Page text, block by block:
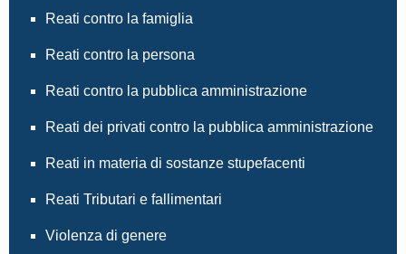
Reati contro la famiglia
Reati contro la persona
Reati contro la pubblica amministrazione
Reati dei privati contro la pubblica amministrazione
Reati in materia di sostanze stupefacenti
Reati Tributari e fallimentari
Violenza di genere